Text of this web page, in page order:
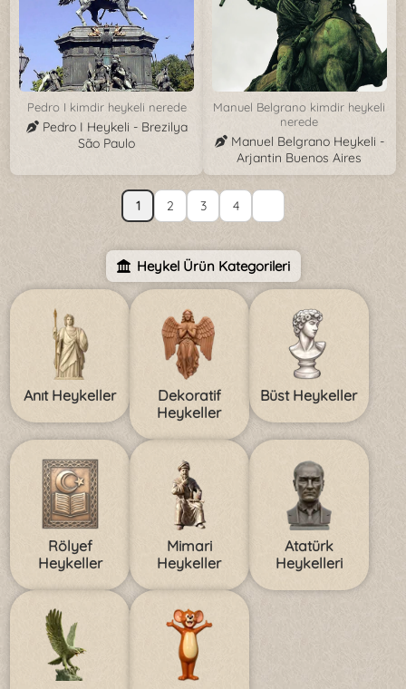
Pedro I kimdir heykeli nerede
Pedro I Heykeli - Brezilya
São Paulo
Manuel Belgrano kimdir heykeli
nerede
Manuel Belgrano Heykeli -
Arjantin Buenos Aires
1 2 3 4
Heykel Ürün Kategorileri
Anıt Heykeller
Dekoratif
Heykeller
Büst Heykeller
Rölyef
Heykeller
Mimari
Heykeller
Atatürk
Heykelleri